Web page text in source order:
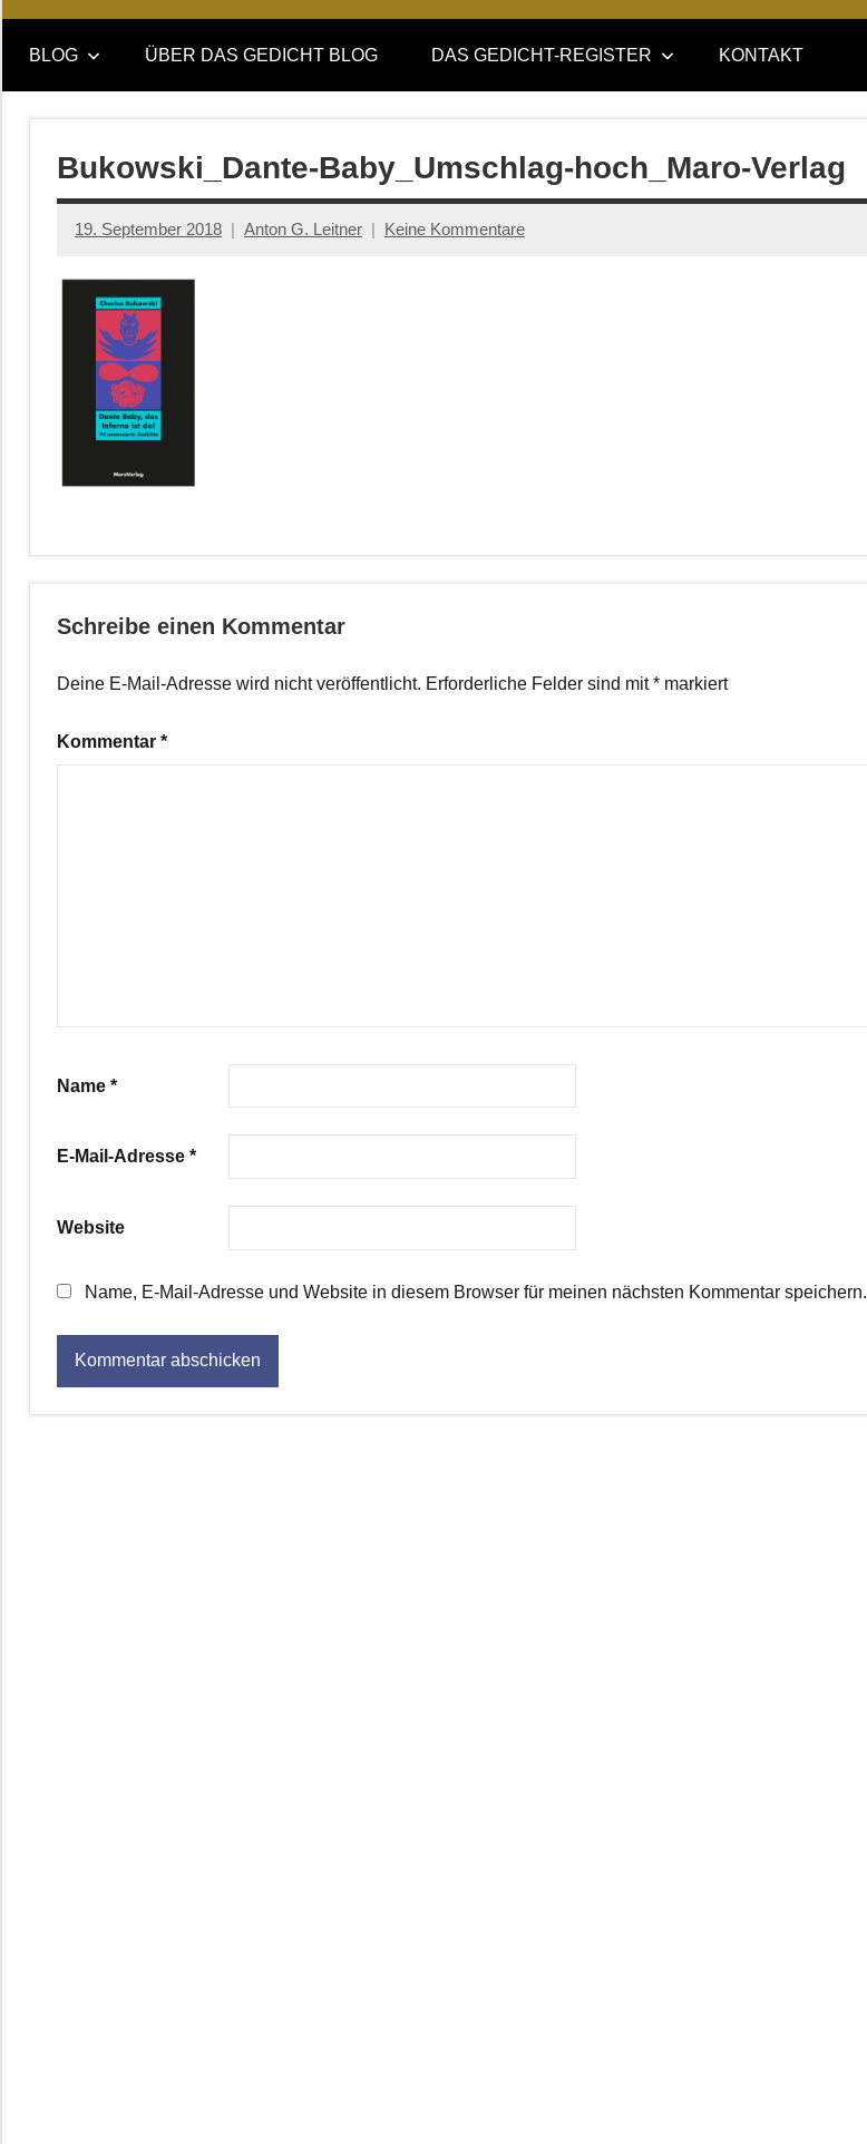
DAS
GEDICHT
blog
DAS
GEDICHT.
Zeitschrift
BLOG ÜBER DAS GEDICHT BLOG DAS GEDICHT-REGISTER KONTAKT
Bukowski_Dante-Baby_Umschlag-hoch_Maro-Verlag
19. September 2018 Anton G. Leitner Keine Kommentare
Schreibe einen Kommentar
Deine E-Mail-Adresse wird nicht veröffentlicht. Erforderliche Felder sind mit* markiert
Kommentar *
Name *
E-Mail-Adresse *
Website
Name, E-Mail-Adresse und Website in diesem Browser für meinen nächsten Kommentar speichern.